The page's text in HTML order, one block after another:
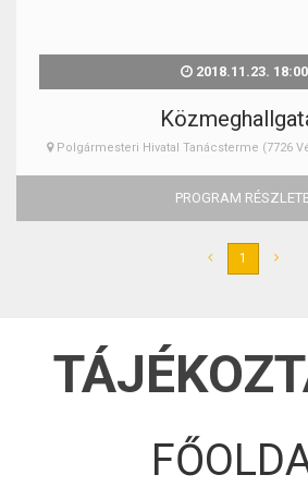
2018.11.23. 18:00
Polgármesteri Hivatal Tanácsterme (7726
PROGRAM
1